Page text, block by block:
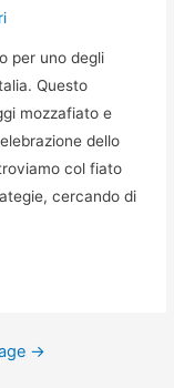
per uno degli
Questo
mozzafiato e
dello
col fiato
cercando di
→